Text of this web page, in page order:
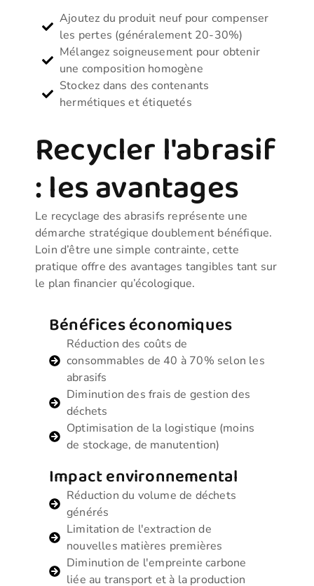
Ajoutez du produit neuf pour compenser
les pertes (généralement 20-30%)
Mélangez soigneusement pour obtenir
une composition homogène
Stockez dans des contenants
hermétiques et étiquetés
Recycler l'abrasif
: les avantages
Le recyclage des abrasifs représente une
démarche stratégique doublement bénéfique.
Loin d’être une simple contrainte, cette
pratique offre des avantages tangibles tant sur
le plan financier qu’écologique.
Bénéfices économiques
Réduction des coûts de
consommables de 40 à 70% selon les
abrasifs
Diminution des frais de gestion des
déchets
Optimisation de la logistique (moins
de stockage, de manutention)
Impact environnemental
Réduction du volume de déchets
générés
Limitation de l'extraction de
nouvelles matières premières
Diminution de l'empreinte carbone
liée au transport et à la production